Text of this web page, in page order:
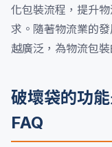
化包裝流程，提升
求。隨著物流業的
越廣泛，為物流包
破壞袋的功
FAQ